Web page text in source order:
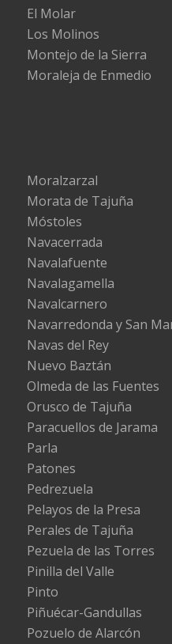
El Molar
Los Molinos
Montejo de la Sierra
Moraleja de Enmedio
Moralzarzal
Morata de Tajuña
Móstoles
Navacerrada
Navalafuente
Navalagamella
Navalcarnero
Navarredonda y San
Navas del Rey
Nuevo Baztán
Olmeda de las Fuentes
Orusco de Tajuña
Paracuellos de Jarama
Parla
Patones
Pedrezuela
Pelayos de la Presa
Perales de Tajuña
Pezuela de las Torres
Pinilla del Valle
Pinto
Piñuécar-Gandullas
Pozuelo de Alarcón